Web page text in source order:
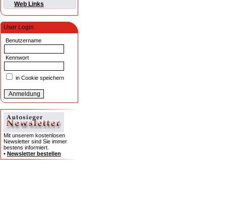
Web Links
User Login
Benutzername
Kennwort
in Cookie speichern
Mit unserem kostenlosen
Newsletter sind Sie immer
bestens informiert.
• Newsletter bestellen